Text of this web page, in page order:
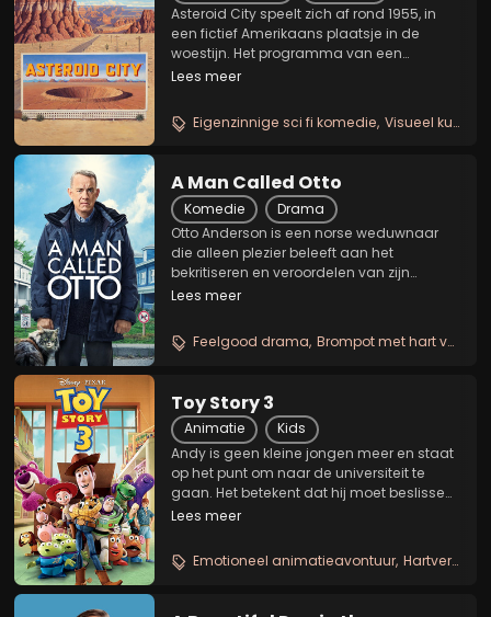
Asteroid City speelt zich af rond 1955, in
een fictief Amerikaans plaatsje in de
woestijn. Het programma van een
conventie voor jonge Stargazers en
ouders vanuit het hele land bij elkaar
komen voor onderlinge...
Lees meer
Eigenzinnige sci fi komedie Visueel kunstwerk
A Man Called Otto
Komedie
Drama
Otto Anderson is een norse weduwnaar
die alleen plezier beleeft aan het
bekritiseren en veroordelen van zijn
geërgerde buren. Wanneer een levendig
ontmoet hij zijn gelijke in de gevatte en
hoogzwangere Marisol. Dit...
Lees meer
Feelgood drama Brompot met hart van goud
Toy Story 3
Animatie
Kids
Andy is geen kleine jongen meer en staat
op het punt om naar de universiteit te
gaan. Het betekent dat hij moet beslissen
wat er met zijn oude speelgoed, waar hij
gebeuren. Woody, Buzz Lightyear en alle
anderen...
Lees meer
Emotioneel animatieavontuur Hartverwarmend familieverhaal